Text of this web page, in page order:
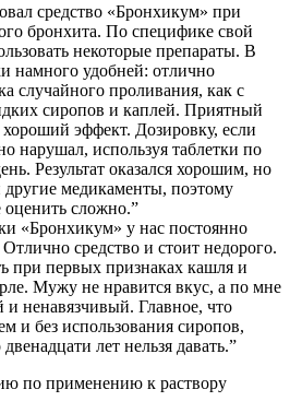
средство «Бронхикум» при
бронхита. По специфике свой
некоторые препараты. В
намного удобней: отлично
случайного проливания, как с
сиропов и каплей. Приятный
эффект. Дозировку, если
нарушал, используя таблетки по
Результат оказался хорошим, но
медикаменты, поэтому
оценить сложно.”
«Бронхикум» у нас постоянно
Отлично средство и стоит недорого.
при первых признаках кашля и
Мужу не нравится вкус, а по мне
и ненавязчивый. Главное, что
и без использования сиропов,
лет нельзя давать.”
по применению к раствору